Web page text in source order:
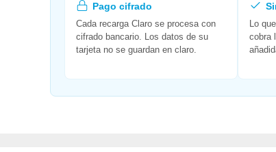
Pago cifrado
Cada recarga Claro se procesa con
cifrado bancario. Los datos de su
tarjeta no se guardan en claro.
Lo
cobra